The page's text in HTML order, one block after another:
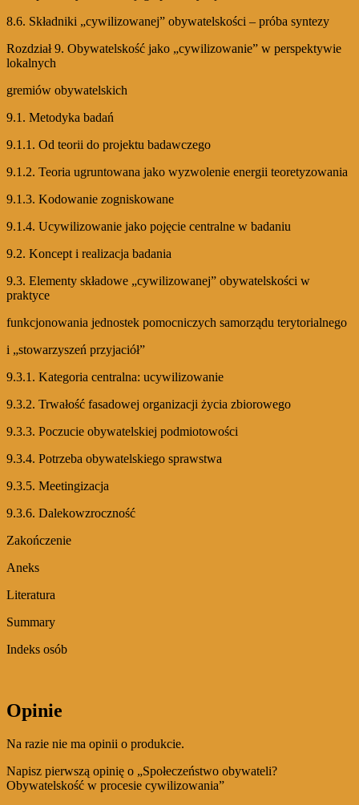
8.6. Składniki „cywilizowanej” obywatelskości – próba syntezy
Rozdział 9. Obywatelskość jako „cywilizowanie” w perspektywie
lokalnych
gremiów obywatelskich
9.1. Metodyka badań
9.1.1. Od teorii do projektu badawczego
9.1.2. Teoria ugruntowana jako wyzwolenie energii teoretyzowania
9.1.3. Kodowanie zogniskowane
9.1.4. Ucywilizowanie jako pojęcie centralne w badaniu
9.2. Koncept i realizacja badania
9.3. Elementy składowe „cywilizowanej” obywatelskości w
praktyce
funkcjonowania jednostek pomocniczych samorządu terytorialnego
i „stowarzyszeń przyjaciół”
9.3.1. Kategoria centralna: ucywilizowanie
9.3.2. Trwałość fasadowej organizacji życia zbiorowego
9.3.3. Poczucie obywatelskiej podmiotowości
9.3.4. Potrzeba obywatelskiego sprawstwa
9.3.5. Meetingizacja
9.3.6. Dalekowzroczność
Zakończenie
Aneks
Literatura
Summary
Indeks osób
Opinie
Na razie nie ma opinii o produkcie.
Napisz pierwszą opinię o „Społeczeństwo obywateli?
Obywatelskość w procesie cywilizowania”